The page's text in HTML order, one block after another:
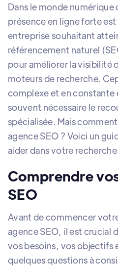
Dans le monde
présence en ligne forte
entreprise souhaitant
référencement naturel
pour améliorer la visibilité
moteurs de recherche.
complexe et en
souvent nécessaire le
spécialisée. Mais
agence SEO ? Voici un
aider dans votre recherche.
Comprendre
SEO
Avant de commencer
agence SEO, il est crucial
vos besoins, vos objectifs
quelques questions à